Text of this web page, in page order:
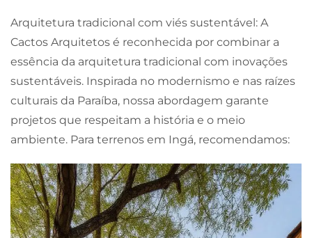
Arquitetura tradicional com viés sustentável: A
Cactos Arquitetos é reconhecida por combinar a
essência da arquitetura tradicional com inovações
sustentáveis. Inspirada no modernismo e nas raízes
culturais da Paraíba, nossa abordagem garante
projetos que respeitam a história e o meio
ambiente. Para terrenos em Ingá, recomendamos: